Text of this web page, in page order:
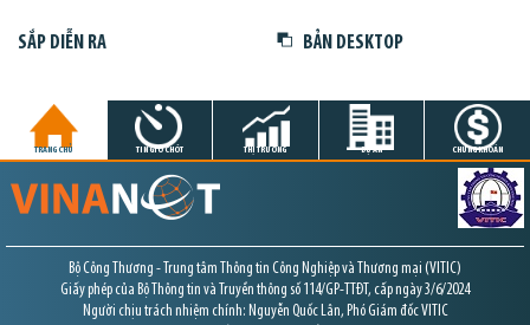
SẮP DIỄN RA BẢN DESKTOP
TRANG CHỦ TIN GIỜ CHÓT THỊ TRƯỜNG DỰ ÁN CHỨNG KHOÁN
Bộ Công Thương - Trung tâm Thông tin Công Nghiệp và Thương mại (VITIC)
Giấy phép của Bộ Thông tin và Truyền thông số 114/GP-TTĐT, cấp ngày 3/6/2024
Người chịu trách nhiệm chính: Nguyễn Quốc Lân, Phó Giám đốc VITIC